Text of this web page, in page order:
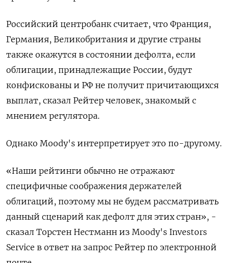
Российский центробанк считает, что Франция,
Германия, Великобритания и другие страны
также окажутся в состоянии дефолта, если
облигации, принадлежащие России, будут
конфискованы и РФ не получит причитающихся
выплат, сказал Рейтер человек, знакомый с
мнением регулятора.
Однако Moody's интерпретирует это по-другому.
«Наши рейтинги обычно не отражают
специфичные соображения держателей
облигаций, поэтому мы не будем рассматривать
данный сценарий как дефолт для этих стран», -
сказал Торстен Нестманн из Moody's Investors
Service в ответ на запрос Рейтер по электронной